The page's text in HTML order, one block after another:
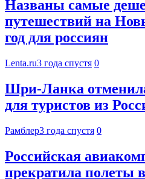
Названы самые
путешествий на
год для россиян
Lenta.ru3 года спустя 0
Шри-Ланка
для туристов из
Рамблер3 года спустя 0
Российская
прекратила полеты